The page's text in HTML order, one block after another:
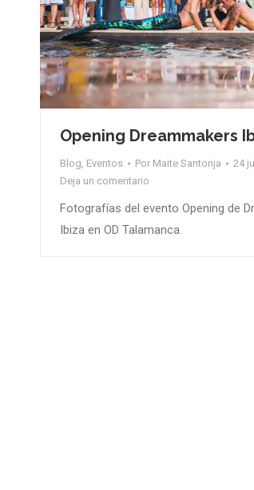
Opening Dreammakers
Blog, Eventos Por Maite Santonja
24
Deja un comentario
Fotografías del evento Opening de
Ibiza en OD Talamanca.